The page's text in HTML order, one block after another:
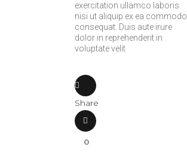
exercitation ullamco laboris
nisi ut aliquip ex ea commodo
consequat. Duis aute irure
dolor in reprehenderit in
voluptate velit
Share
0